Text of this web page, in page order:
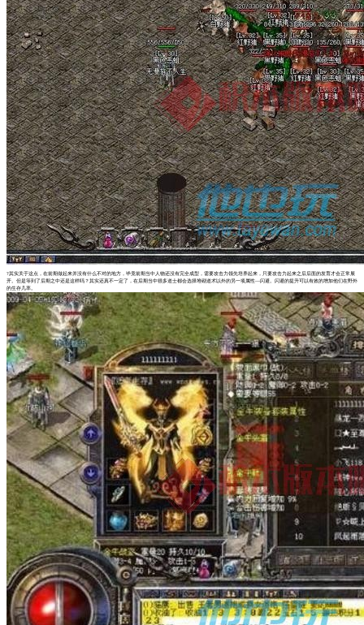
?其实关于这点，在前期做起来并没有什么不对的地方，毕竟前期当中人物还没有完全成型，需要攻击力领先培养起来，只要攻击力起来之后后面的发育才会正常展
开。但是等到了后期之中还是这样吗？其实还真不一定了，在后期当中很多道士都会选择堆砌道术以外的另一项属性—闪避。闪避的提升可以有效的增加他们在野外
的生存几率。